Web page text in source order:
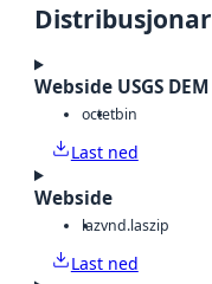
Distribusjonar
Webside USGS DEM
octetbin
Last ned
Webside
lazvnd.laszip
Last ned